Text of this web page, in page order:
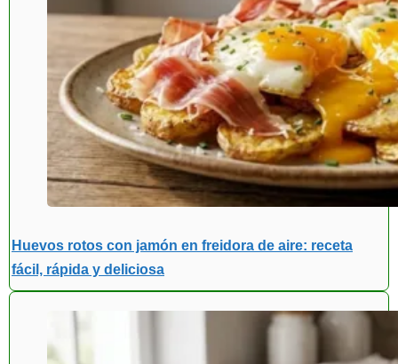
Huevos rotos con jamón en freidora de aire: receta
fácil, rápida y deliciosa